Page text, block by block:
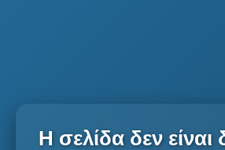
Η σελίδα δεν είναι